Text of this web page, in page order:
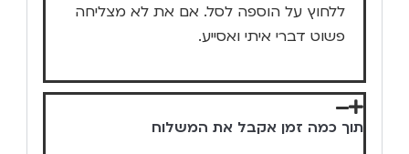
ללחוץ על הוספה לסל. אם את לא מצליחה
פשוט דברי איתי ואסייע.
תוך כמה זמן אקבל את המשלוח